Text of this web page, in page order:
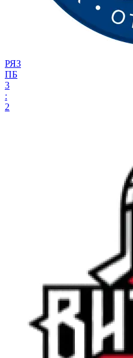
РЯЗ
ПБ
3
:
2